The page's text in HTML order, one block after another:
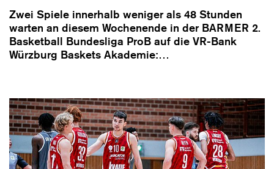
Zwei Spiele innerhalb weniger als 48 Stunden
warten an diesem Wochenende in der BARMER 2.
Basketball Bundesliga ProB auf die VR-Bank
Würzburg Baskets Akademie:…